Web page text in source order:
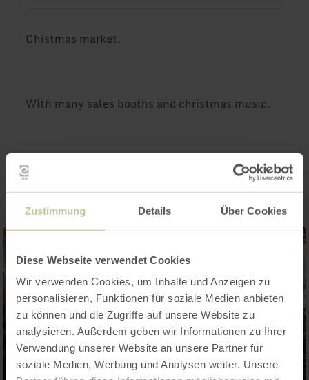
Zustimmung Details Über Cookies
Diese Webseite verwendet Cookies
Wir verwenden Cookies, um Inhalte und Anzeigen zu
personalisieren, Funktionen für soziale Medien anbieten
zu können und die Zugriffe auf unsere Website zu
analysieren. Außerdem geben wir Informationen zu Ihrer
Verwendung unserer Website an unsere Partner für
soziale Medien, Werbung und Analysen weiter. Unsere
Chistmas market.
With many sales booths and christmas music.
Impressions